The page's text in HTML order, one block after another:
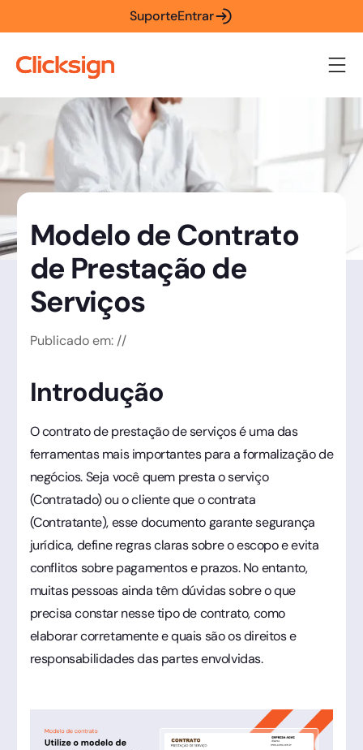
SuporteEntrar
Modelo de Contrato
de Prestação de
Serviços
Publicado em: //
Introdução
O contrato de prestação de serviços é uma das
ferramentas mais importantes para a formalização de
negócios. Seja você quem presta o serviço
(Contratado) ou o cliente que o contrata
(Contratante), esse documento garante segurança
jurídica, define regras claras sobre o escopo e evita
conflitos sobre pagamentos e prazos. No entanto,
muitas pessoas ainda têm dúvidas sobre o que
precisa constar nesse tipo de contrato, como
elaborar corretamente e quais são os direitos e
responsabilidades das partes envolvidas.